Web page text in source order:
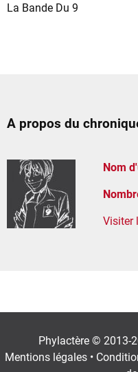
La Bande Du 9
A propos du
Nom
Visiter
Phylactère © 2013-
Mentions légales •